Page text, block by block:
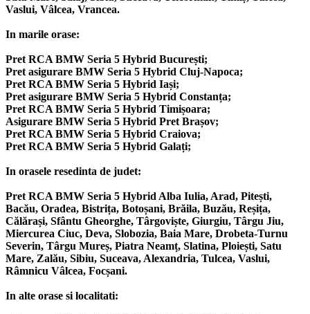
Vaslui, Vâlcea, Vrancea.
In marile orase:
Pret RCA BMW Seria 5 Hybrid București;
Pret asigurare BMW Seria 5 Hybrid Cluj-Napoca;
Pret RCA BMW Seria 5 Hybrid Iași;
Pret asigurare BMW Seria 5 Hybrid Constanța;
Pret RCA BMW Seria 5 Hybrid Timișoara;
Asigurare BMW Seria 5 Hybrid Pret Brașov;
Pret RCA BMW Seria 5 Hybrid Craiova;
Pret RCA BMW Seria 5 Hybrid Galați;
In orasele resedinta de judet:
Pret RCA BMW Seria 5 Hybrid Alba Iulia, Arad, Pitești,
Bacău, Oradea, Bistrița, Botoșani, Brăila, Buzău, Reșița,
Călărași, Sfântu Gheorghe, Târgoviște, Giurgiu, Târgu Jiu,
Miercurea Ciuc, Deva, Slobozia, Baia Mare, Drobeta-Turnu
Severin, Târgu Mureș, Piatra Neamț, Slatina, Ploiești, Satu
Mare, Zalău, Sibiu, Suceava, Alexandria, Tulcea, Vaslui,
Râmnicu Vâlcea, Focșani.
In alte orase si localitati: